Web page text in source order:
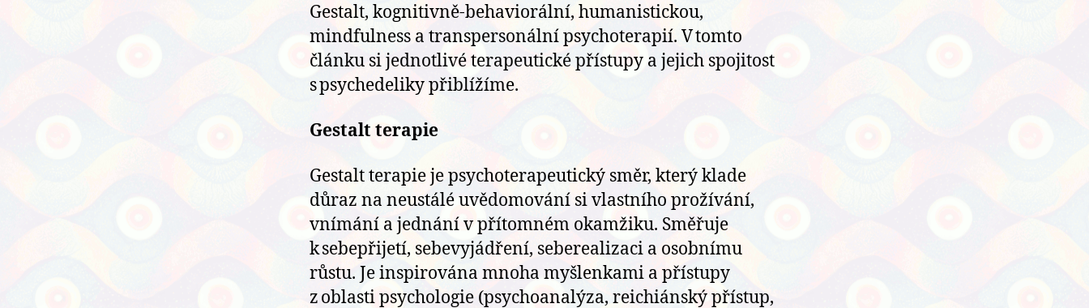
Gestalt, kognitivně-behaviorální, humanistickou,
mindfulness a transpersonální psychoterapií. V tomto
článku si jednotlivé terapeutické přístupy a jejich spojitost
s psychedeliky přiblížíme.
Gestalt terapie
Gestalt terapie je psychoterapeutický směr, který klade
důraz na neustálé uvědomování si vlastního prožívání,
vnímání a jednání v přítomném okamžiku. Směřuje
k sebepřijetí, sebevyjádření, seberealizaci a osobnímu
růstu. Je inspirována mnoha myšlenkami a přístupy
z oblasti psychologie (psychoanalýza, reichiánský přístup,